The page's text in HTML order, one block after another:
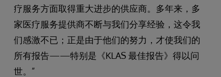
疗服务方面取得重大进步的供应商。多年来，多
家医疗服务提供商不断与我们分享经验，这令我
们感激不已；正是由于他们的努力，才使我们的
所有报告——特别是《KLAS 最佳报告》得以问
世。”